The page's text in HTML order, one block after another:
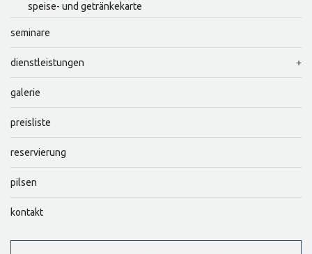
speise- und getränkekarte
seminare
dienstleistungen
galerie
preisliste
reservierung
pilsen
kontakt